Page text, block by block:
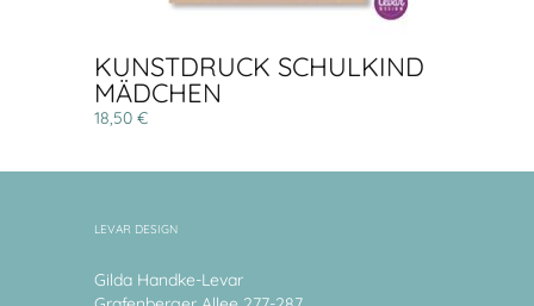
KUNSTDRUCK SCHULKIND
MÄDCHEN
18,50 €
LEVAR DESIGN
Gilda Handke-Levar